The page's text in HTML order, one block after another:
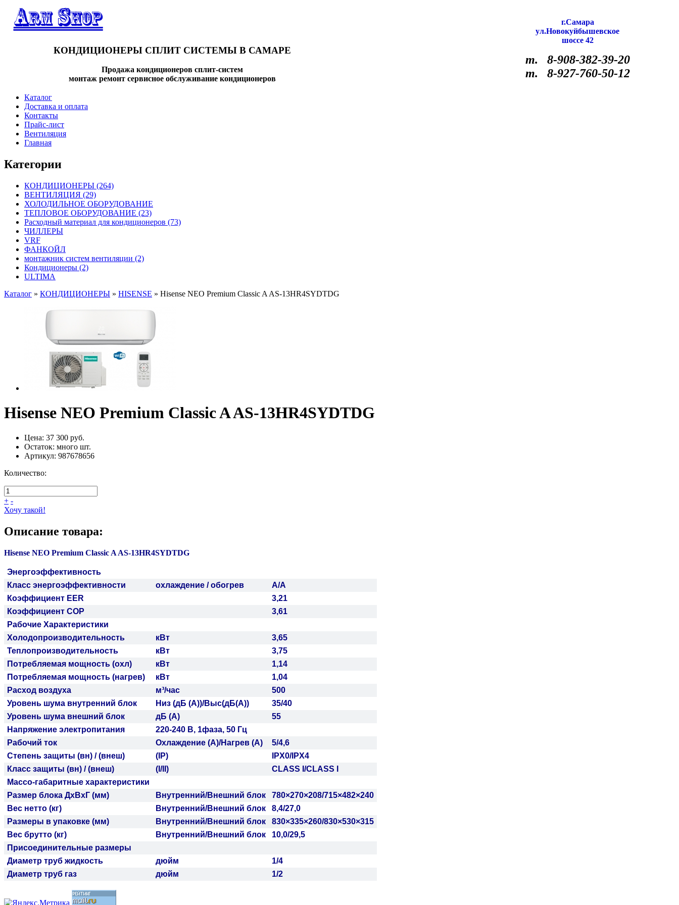
КОНДИЦИОНЕРЫ СПЛИТ СИСТЕМЫ В САМАРЕ
Продажа кондиционеров сплит-систем
монтаж ремонт сервисное обслуживание кондиционеров
г.Самара
ул.Новокуйбышевское
шоссе 42
т. 8-908-382-39-20
т. 8-927-760-50-12
Каталог
Доставка и оплата
Контакты
Прайс-лист
Вентиляция
Главная
Категории
КОНДИЦИОНЕРЫ (264)
ВЕНТИЛЯЦИЯ (29)
ХОЛОДИЛЬНОЕ ОБОРУДОВАНИЕ
ТЕПЛОВОЕ ОБОРУДОВАНИЕ (23)
Расходный материал для кондиционеров (73)
ЧИЛЛЕРЫ
VRF
ФАНКОЙЛ
монтажник систем вентиляции (2)
Кондиционеры (2)
ULTIMA
Каталог » КОНДИЦИОНЕРЫ » HISENSE » Hisense NEO Premium Classic A AS-13HR4SYDTDG
Hisense NEO Premium Classic A AS-13HR4SYDTDG
Цена: 37 300 руб.
Остаток: много шт.
Артикул: 987678656
Количество:
+ -
Хочу такой!
Описание товара:
Hisense NEO Premium Classic A AS-13HR4SYDTDG
Энергоэффективность
Класс энергоэффективности
охлаждение / обогрев
А/А
Коэффициент EER
3,21
Коэффициент COP
3,61
Рабочие Характеристики
Холодопроизводительность
кВт
3,65
Теплопроизводительность
кВт
3,75
Потребляемая мощность (охл)
кВт
1,14
Потребляемая мощность (нагрев)
кВт
1,04
Расход воздуха
м³/час
500
Уровень шума внутренний блок
Низ (дБ (A))/Выс(дБ(A))
35/40
Уровень шума внешний блок
дБ (A)
55
Напряжение электропитания
220-240 В, 1фаза, 50 Гц
Рабочий ток
Охлаждение (A)/Нагрев (A) 5/4,6
Степень защиты (вн) / (внеш)
(IP)
IPX0/IPX4
Класс защиты (вн) / (внеш)
(I/II)
CLASS I/CLASS I
Массо-габаритные характеристики
Размер блока ДхВхГ (мм)
Внутренний/Внешний блок 780×270×208/715×482×240
Вес нетто (кг)
Внутренний/Внешний блок 8,4/27,0
Размеры в упаковке (мм)
Внутренний/Внешний блок 830×335×260/830×530×315
Вес брутто (кг)
Внутренний/Внешний блок 10,0/29,5
Присоединительные размеры
Диаметр труб жидкость
дюйм
1/4
Диаметр труб газ
дюйм 1/2